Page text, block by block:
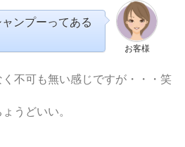
お客様
ンプーってある
不可も無い感じですが・・・笑
うどいい。